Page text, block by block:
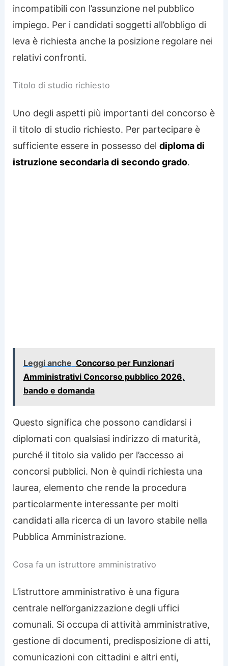
incompatibili con l’assunzione nel pubblico
impiego. Per i candidati soggetti all’obbligo di
leva è richiesta anche la posizione regolare nei
relativi confronti.
Titolo di studio richiesto
Uno degli aspetti più importanti del concorso è
il titolo di studio richiesto. Per partecipare è
sufficiente essere in possesso deldiploma di
istruzione secondaria di secondo grado.
Leggi anche Concorso per Funzionari
Amministrativi Concorso pubblico 2026,
bando e domanda
Questo significa che possono candidarsi i
diplomati con qualsiasi indirizzo di maturità,
purché il titolo sia valido per l’accesso ai
concorsi pubblici. Non è quindi richiesta una
laurea, elemento che rende la procedura
particolarmente interessante per molti
candidati alla ricerca di un lavoro stabile nella
Pubblica Amministrazione.
Cosa fa un istruttore amministrativo
L’istruttore amministrativo è una figura
centrale nell’organizzazione degli uffici
comunali. Si occupa di attività amministrative,
gestione di documenti, predisposizione di atti,
comunicazioni con cittadini e altri enti,